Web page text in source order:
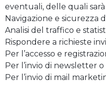
eventuali, delle quali
Navigazione e sicurezza
Analisi del traffico e
Rispondere a richieste
Per l’accesso e
Per l’invio di newsletter
Per l’invio di mail